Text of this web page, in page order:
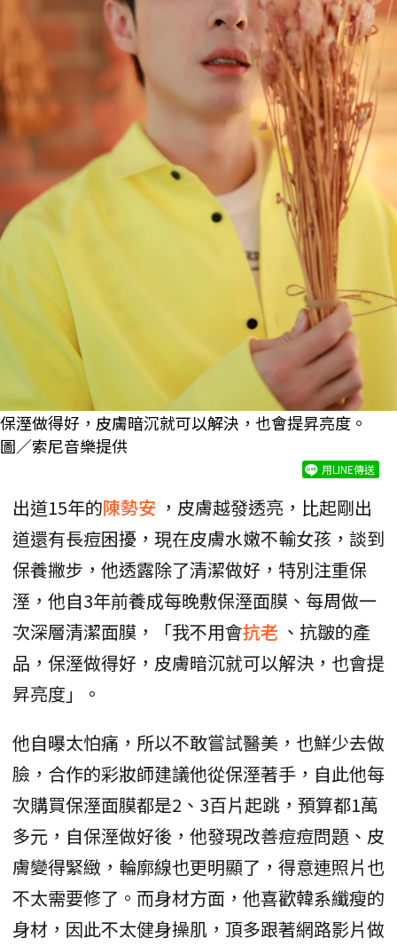
保溼做得好，皮膚暗沉就可以解決，也會提昇亮度。
圖／索尼音樂提供
用LINE傳送
出道15年的陳勢安 ，皮膚越發透亮，比起剛出
道還有長痘困擾，現在皮膚水嫩不輸女孩，談到
保養撇步，他透露除了清潔做好，特別注重保
溼，他自3年前養成每晚敷保溼面膜、每周做一
次深層清潔面膜，「我不用會抗老 、抗皺的產
品，保溼做得好，皮膚暗沉就可以解決，也會提
昇亮度」。
他自曝太怕痛，所以不敢嘗試醫美，也鮮少去做
臉，合作的彩妝師建議他從保溼著手，自此他每
次購買保溼面膜都是2、3百片起跳，預算都1萬
多元，自保溼做好後，他發現改善痘痘問題、皮
膚變得緊緻，輪廓線也更明顯了，得意連照片也
不太需要修了。而身材方面，他喜歡韓系纖瘦的
身材，因此不太健身操肌，頂多跟著網路影片做